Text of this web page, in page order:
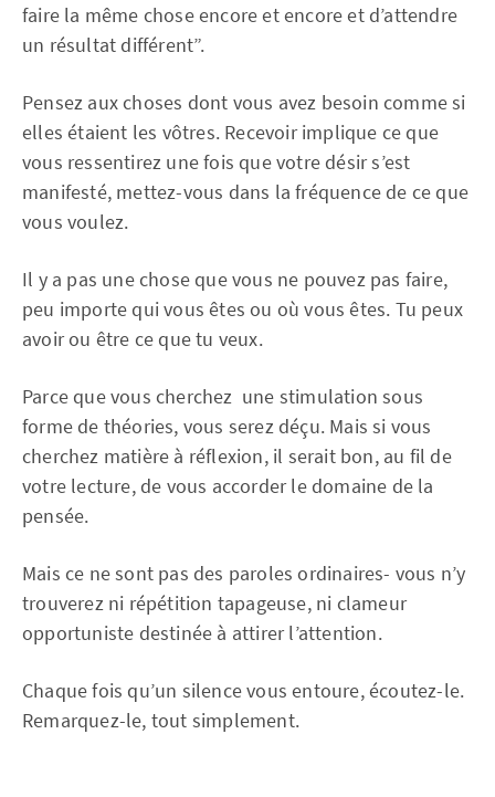
faire la même chose encore et encore et d’attendre
un résultat différent”.
Pensez aux choses dont vous avez besoin comme si
elles étaient les vôtres. Recevoir implique ce que
vous ressentirez une fois que votre désir s’est
manifesté, mettez-vous dans la fréquence de ce que
vous voulez.
Il y a pas une chose que vous ne pouvez pas faire,
peu importe qui vous êtes ou où vous êtes. Tu peux
avoir ou être ce que tu veux.
Parce que vous cherchez une stimulation sous
forme de théories, vous serez déçu. Mais si vous
cherchez matière à réflexion, il serait bon, au fil de
votre lecture, de vous accorder le domaine de la
pensée.
Mais ce ne sont pas des paroles ordinaires- vous n’y
trouverez ni répétition tapageuse, ni clameur
opportuniste destinée à attirer l’attention.
Chaque fois qu’un silence vous entoure, écoutez-le.
Remarquez-le, tout simplement.